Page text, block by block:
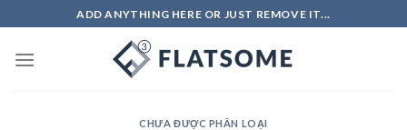
to
content
ADD ANYTHING HERE OR JUST REMOVE IT...
CHƯA ĐƯỢC PHÂN LOẠI